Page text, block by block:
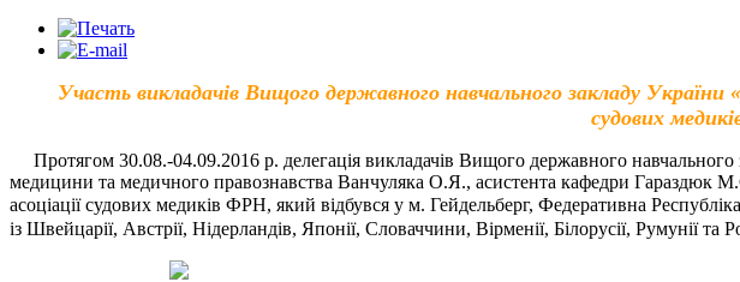
Участь викладачів Вищого державного навчального закладу України
судових
Протягом 30.08.-04.09.2016 р. делегація викладачів Вищого державного
медицини та медичного правознавства Ванчуляка О.Я., асистента кафедри Гараздюк
асоціації судових медиків ФРН, який відбувся у м. Гейдельберг, Федеративна
із Швейцарії, Австрії, Нідерландів, Японії, Словаччини, Вірменії, Білорусії, Румунії та